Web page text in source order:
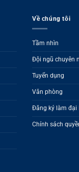
Về chúng tôi
Tầm nhìn
Đội ngũ chuyên
Tuyển dụng
Văn phòng
Đăng ký làm đại
Chính sách